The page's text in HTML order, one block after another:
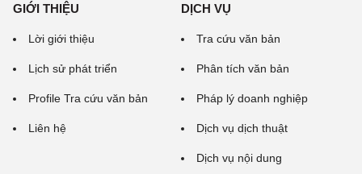
GIỚI THIỆU
Lời giới thiệu
Lịch sử phát triển
Profile Tra cứu văn bản
Liên hệ
DỊCH VỤ
Tra cứu văn bản
Phân tích văn bản
Pháp lý doanh nghiệp
Dịch vụ dịch thuật
Dịch vụ nội dung